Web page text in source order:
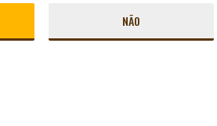
BLOND EDIÇÃO ESPECIAL 750ML
CONHEÇA O
NÃO